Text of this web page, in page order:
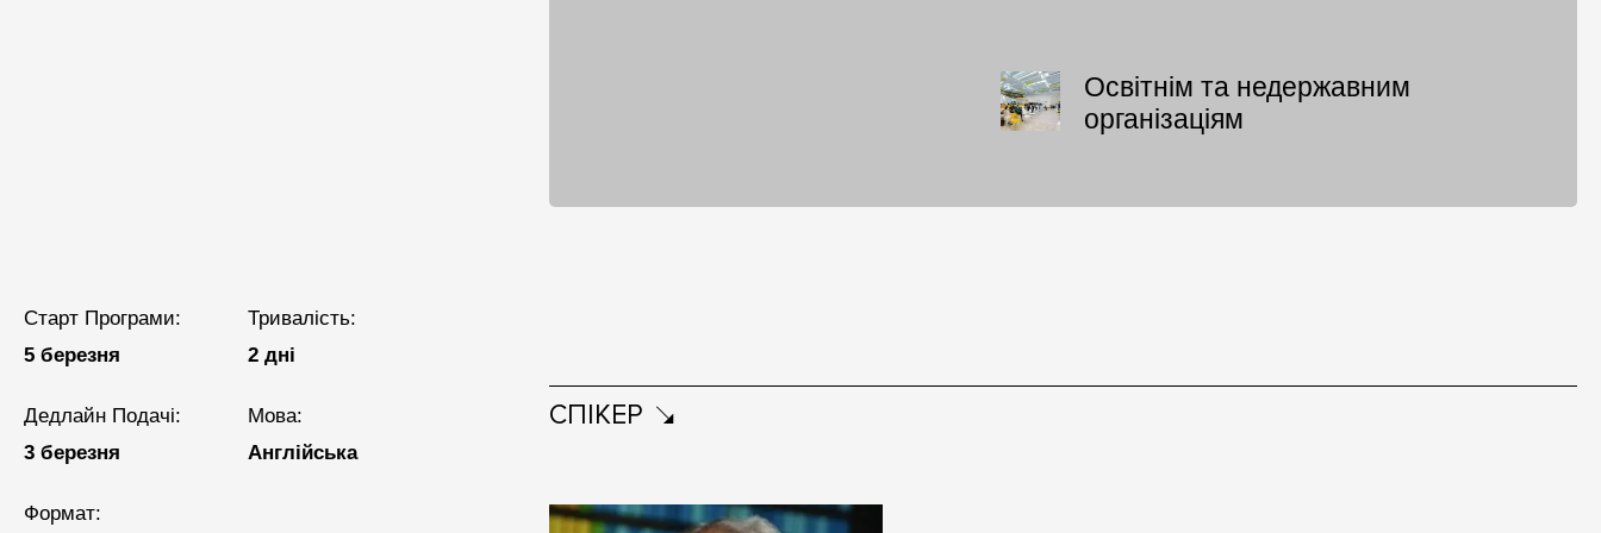
Старт Програми:
5 березня
Тривалість:
2 дні
Дедлайн Подачі:
3 березня
Мова:
Англійська
Формат:
Освітнім та недержавним
організаціям
СПІКЕР